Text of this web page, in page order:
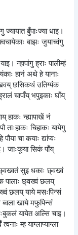
बुँपाःज्या धाइ।
बाझः जुयाच्वंगु
न्हापांगु ह्राः पालीम्हं
हानं अथे हे यानाः
खवय् छसिकथं उतिग्यंक
चापाँय् भपुइकाः घाँय्
हाकः न्ह्यापाखें नं
चिहाकः यायेगु
चा कयाः द्यांप्वः
जाःकूया सिकं पाँय्
छ्वख्वतं सुइ धकाः छ्वख्वं
पालाः छ्वख्वं छलय्
छलय् याये मसःपिन्सं
ब्वला खाये मफुपिन्सं
यायेत अल्सि चाइ।
म्ह याग्लाप्याग्ला